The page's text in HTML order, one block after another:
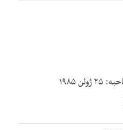
روایت‌کننده: آقای خسرو اقبال تاریخ مصاحبه: ۲۵ ژوئن ۱۹۸۵